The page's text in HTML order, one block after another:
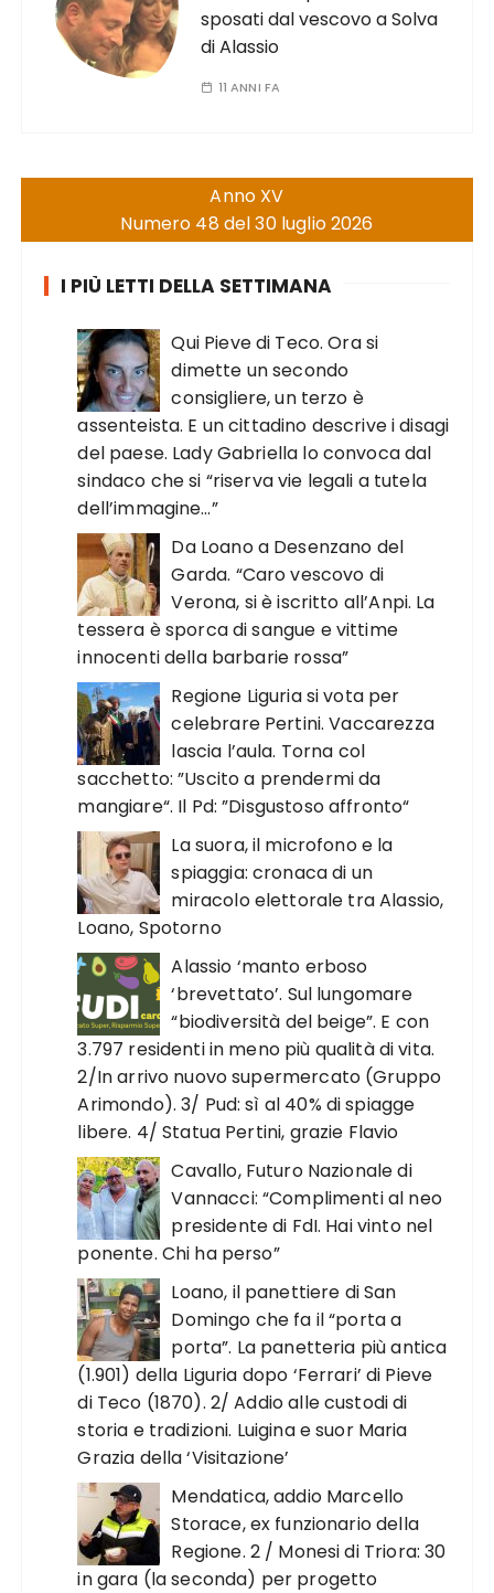
sposati dal vescovo a Solva
di Alassio
11 ANNI FA
Anno XV
Numero 48 del 30 luglio 2026
I PIÙ LETTI DELLA SETTIMANA
Qui Pieve di Teco. Ora si
dimette un secondo
consigliere, un terzo è
assenteista. E un cittadino descrive i disagi
del paese. Lady Gabriella lo convoca dal
sindaco che si “riserva vie legali a tutela
dell’immagine…”
Da Loano a Desenzano del
Garda. “Caro vescovo di
Verona, si è iscritto all’Anpi. La
tessera è sporca di sangue e vittime
innocenti della barbarie rossa”
Regione Liguria si vota per
celebrare Pertini. Vaccarezza
lascia l’aula. Torna col
sacchetto: ”Uscito a prendermi da
mangiare“. Il Pd: ”Disgustoso affronto“
La suora, il microfono e la
spiaggia: cronaca di un
miracolo elettorale tra Alassio,
Loano, Spotorno
Alassio ‘manto erboso
‘brevettato’. Sul lungomare
“biodiversità del beige”. E con
3.797 residenti in meno più qualità di vita.
2/In arrivo nuovo supermercato (Gruppo
Arimondo). 3/ Pud: sì al 40% di spiagge
libere. 4/ Statua Pertini, grazie Flavio
Cavallo, Futuro Nazionale di
Vannacci: “Complimenti al neo
presidente di FdI. Hai vinto nel
ponente. Chi ha perso”
Loano, il panettiere di San
Domingo che fa il “porta a
porta”. La panetteria più antica
(1.901) della Liguria dopo ‘Ferrari’ di Pieve
di Teco (1870). 2/ Addio alle custodi di
storia e tradizioni. Luigina e suor Maria
Grazia della ‘Visitazione’
Mendatica, addio Marcello
Storace, ex funzionario della
Regione. 2 / Monesi di Triora: 30
in gara (la seconda) per progetto